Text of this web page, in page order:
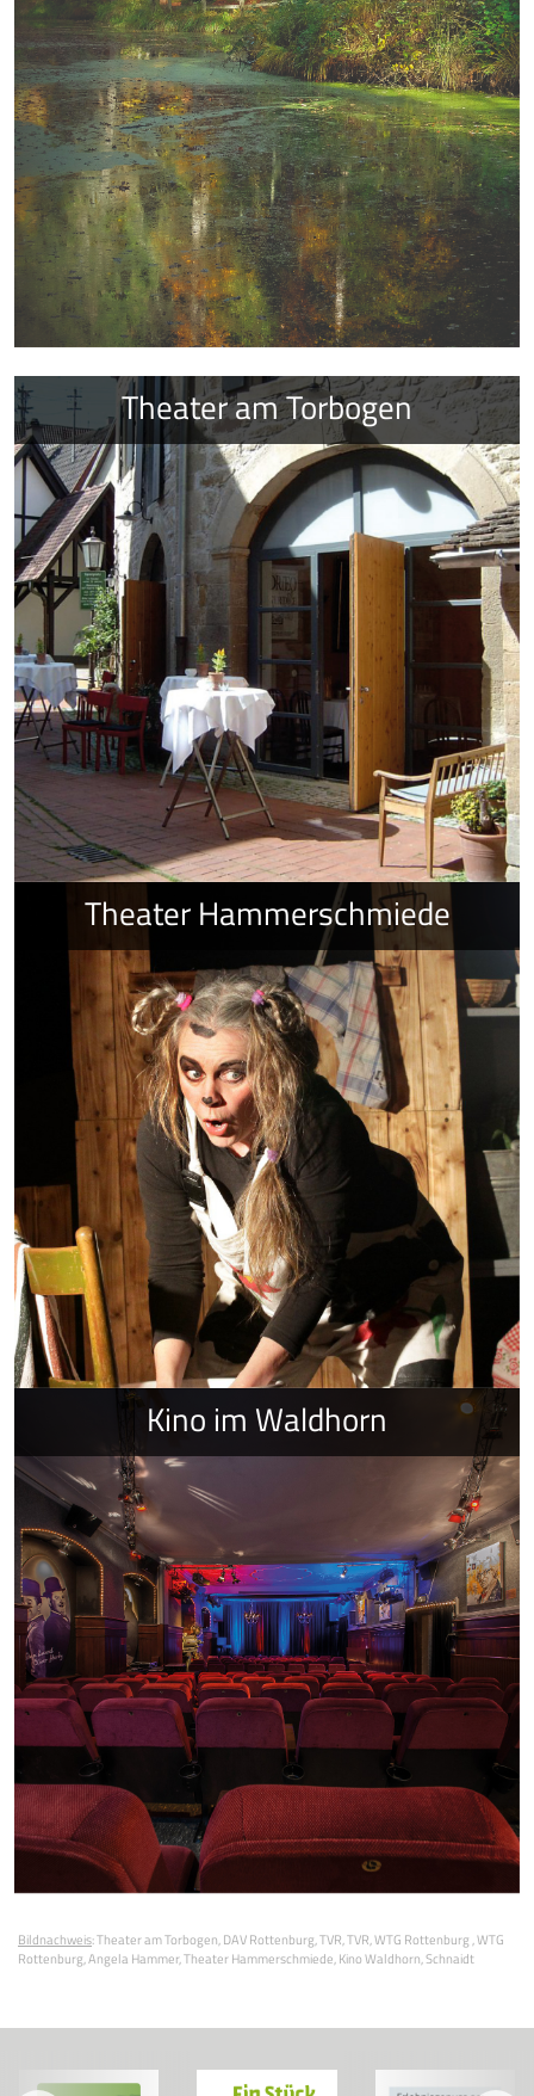
Theater am Torbogen
Theater Hammerschmiede
Kino im Waldhorn
Bildnachweis:Theater am Torbogen DAV Rottenburg TVR TVR WTG Rottenburg WTG
Rottenburg Angela Hammer Theater Hammerschmiede Kino Waldhorn Schnaidt